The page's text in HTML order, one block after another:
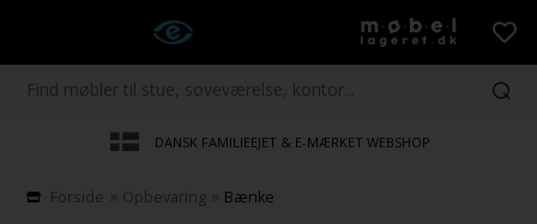
DANSK FAMILIEEJET & E-MÆRKET WEBSHOP
Forside » Opbevaring » Bænke